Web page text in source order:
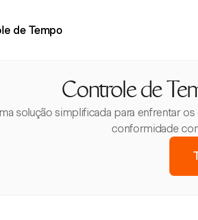
de Tempo
Controle de
solução simplificada para enfrentar
conformidade